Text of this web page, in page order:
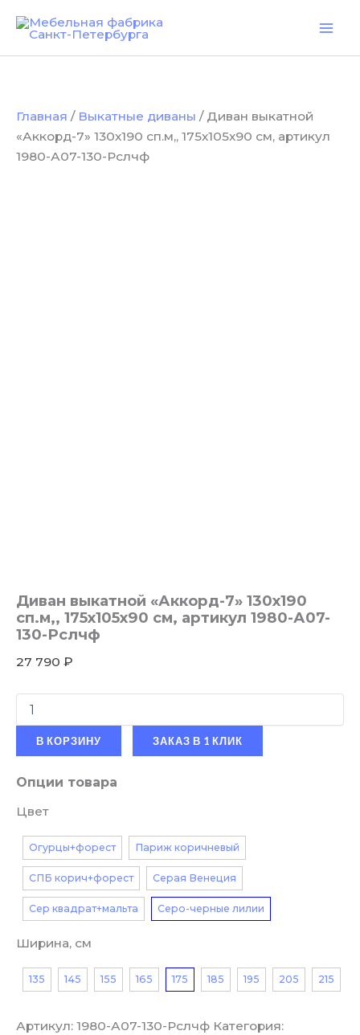
Главная / Выкатные диваны / Диван выкатной
«Аккорд-7» 130х190 сп.м,, 175х105х90 см, артикул
1980-А07-130-Рслчф
Диван выкатной «Аккорд-7» 130х190
сп.м,, 175х105х90 см, артикул 1980-А07-
130-Рслчф
27 790 ₽
товара
Диван
выкатной
175х105х90
см,
артикул
В КОРЗИНУ ЗАКАЗ В 1 КЛИК
Опции товара
Цвет
Огурцы+форест Париж коричневый
СПБ корич+форест Серая Венеция
Сер квадрат+мальта Серо-черные лилии
Ширина, см
135 145 155 165 175 185 195 205 215
Артикул: 1980-А07-130-Рслчф Категория: